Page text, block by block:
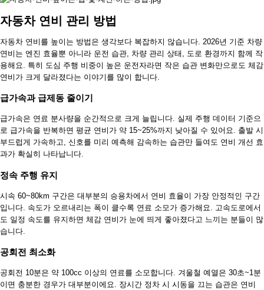
자동차 연비 관리 방법
자동차 연비를 높이는 방법은 생각보다 복잡하지 않습니다. 2026년 기준 차량
연비는 엔진 효율뿐 아니라 운전 습관, 차량 관리 상태, 도로 환경까지 함께 작
용해요. 특히 도심 주행 비중이 높은 운전자라면 작은 습관 변화만으로도 체감
연비가 크게 달라졌다는 이야기를 많이 합니다.
급가속과 급제동 줄이기
급가속은 연료 분사량을 순간적으로 크게 늘립니다. 실제 주행 데이터 기준으
로 급가속을 반복하면 평균 연비가 약 15~25%까지 낮아질 수 있어요. 출발 시
부드럽게 가속하고, 신호를 미리 예측해 감속하는 습관만 들여도 연비 개선 효
과가 확실히 나타납니다.
정속 주행 유지
시속 60~80km 구간은 대부분의 승용차에서 연비 효율이 가장 안정적인 구간
입니다. 속도가 오르내리는 폭이 클수록 연료 소모가 증가해요. 고속도로에서
도 일정 속도를 유지하면 체감 연비가 눈에 띄게 좋아졌다고 느끼는 분들이 많
습니다.
공회전 최소화
공회전 10분은 약 100cc 이상의 연료를 소모합니다. 겨울철 예열은 30초~1분
이면 충분한 경우가 대부분이에요. 장시간 정차 시 시동을 끄는 습관은 연비